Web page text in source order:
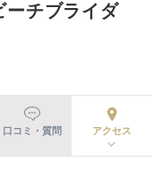
ーチブライダ
口コミ・質問 アクセス